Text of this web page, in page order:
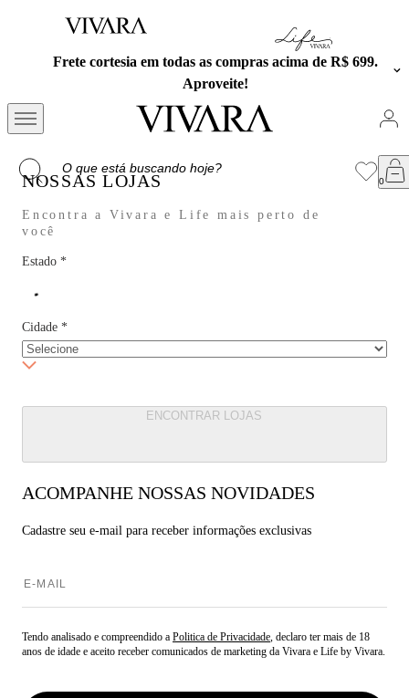
Frete cortesia em todas as compras acima de R$ 699.
Aproveite!
NOSSAS LOJAS
Encontra a Vivara e Life mais perto de
você
Estado *
Cidade *
ENCONTRAR LOJAS
ACOMPANHE NOSSAS NOVIDADES
Cadastre seu e-mail para receber informações exclusivas
Tendo analisado e compreendido a Politica de Privacidade, declaro ter mais de 18
anos de idade e aceito receber comunicados de marketing da Vivara e Life by Vivara.